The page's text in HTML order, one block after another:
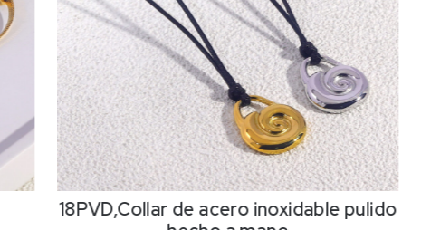
18PVD,Collar de acero inoxidable pulido